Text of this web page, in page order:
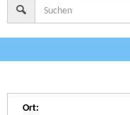
Ort: